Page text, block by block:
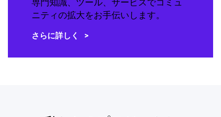
ニティの拡大をお手伝いします。
さらに詳しく